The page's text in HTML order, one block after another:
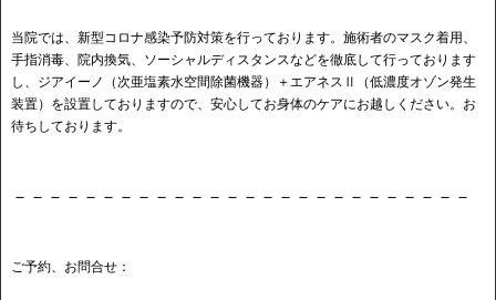
当院では、新型コロナ感染予防対策を行っております。施術者のマスク着用、
手指消毒、院内換気、ソーシャルディスタンスなどを徹底して行っております
し、ジアイーノ（次亜塩素水空間除菌機器）＋エアネスⅡ（低濃度オゾン発生
装置）を設置しておりますので、安心してお身体のケアにお越しください。お
待ちしております。
－－－－－－－－－－－－－－－－－－－－－－－－－－
ご予約、お問合せ：